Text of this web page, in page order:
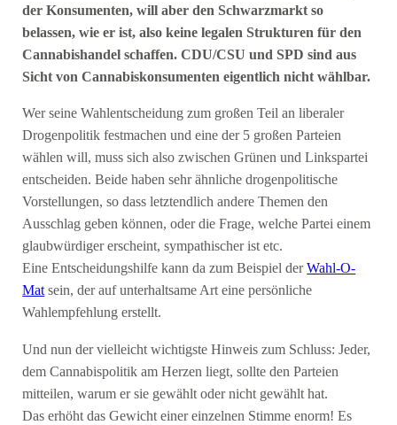
der Konsumenten, will aber den Schwarzmarkt so
belassen, wie er ist, also keine legalen Strukturen für den
Cannabishandel schaffen. CDU/CSU und SPD sind aus
Sicht von Cannabiskonsumenten eigentlich nicht wählbar.
Wer seine Wahlentscheidung zum großen Teil an liberaler
Drogenpolitik festmachen und eine der 5 großen Parteien
wählen will, muss sich also zwischen Grünen und Linkspartei
entscheiden. Beide haben sehr ähnliche drogenpolitische
Vorstellungen, so dass letztendlich andere Themen den
Ausschlag geben können, oder die Frage, welche Partei einem
glaubwürdiger erscheint, sympathischer ist etc.
Eine Entscheidungshilfe kann da zum Beispiel derWahl-O-
Matsein, der auf unterhaltsame Art eine persönliche
Wahlempfehlung erstellt.
Und nun der vielleicht wichtigste Hinweis zum Schluss: Jeder,
dem Cannabispolitik am Herzen liegt, sollte den Parteien
mitteilen, warum er sie gewählt oder nicht gewählt hat.
Das erhöht das Gewicht einer einzelnen Stimme enorm! Es